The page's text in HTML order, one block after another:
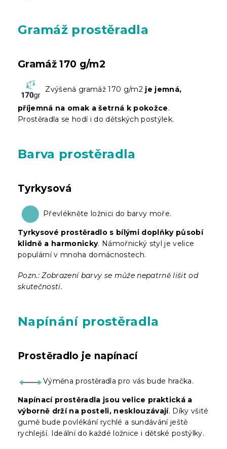
Gramáž prostěradla
Gramáž 170 g/m2
Zvýšená gramáž 170 g/m2 je jemná,
příjemná na omak a šetrná k pokožce.
Prostěradla se hodí i do dětských postýlek.
Barva prostěradla
Tyrkysová
Převlékněte ložnici do barvy moře.
Tyrkysové prostěradlo s bílými doplňky působí
klidně a harmonicky. Námořnický styl je velice
populární v mnoha domácnostech.
Pozn.: Zobrazení barvy se může nepatrně lišit od
skutečnosti.
Napínání prostěradla
Prostěradlo je napínací
Výměna prostěradla pro vás bude hračka.
Napínací prostěradla jsou velice praktická a
výborně drží na posteli, nesklouzávají. Díky všité
gumě bude povlékání rychlé a sundávání ještě
rychlejší. Ideální do každé ložnice i dětské postýlky.